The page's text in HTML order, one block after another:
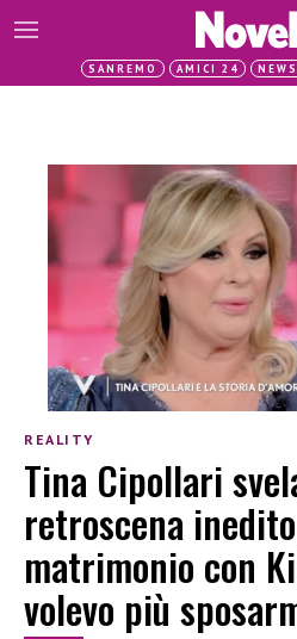
SANREMO AMICI 24
REALITY
Tina Cipollari
retroscena
matrimonio con
volevo più